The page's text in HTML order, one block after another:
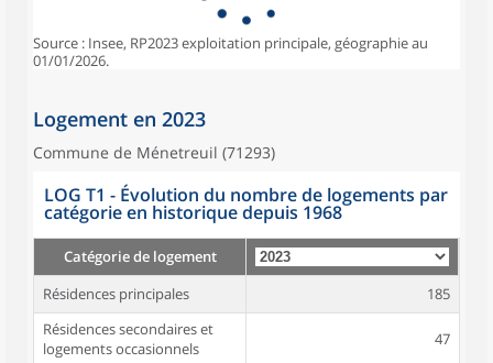
Source : Insee, RP2023 exploitation principale, géographie au
01/01/2026.
Logement en 2023
Commune de Ménetreuil (71293)
LOG T1 - Évolution du nombre de logements par
catégorie en historique depuis 1968
Catégorie de logement
Résidences principales
185
Résidences secondaires et
logements occasionnels
47